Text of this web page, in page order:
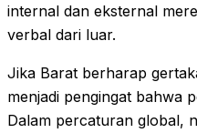
internal dan eksternal
verbal dari luar.
Jika Barat berharap
menjadi pengingat bahwa
Dalam percaturan global,